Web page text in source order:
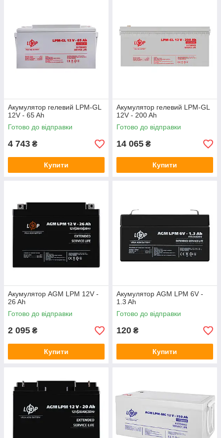
Акумулятор гелевий LPM-GL
12V - 65 Ah
Готово до відправки
4 743 ₴
Купити
Акумулятор гелевий LPM-GL
12V - 200 Ah
Готово до відправки
14 065 ₴
Купити
Акумулятор AGM LPM 12V -
26 Ah
Готово до відправки
2 095 ₴
Купити
Акумулятор AGM LPM 6V -
1.3 Ah
Готово до відправки
120 ₴
Купити